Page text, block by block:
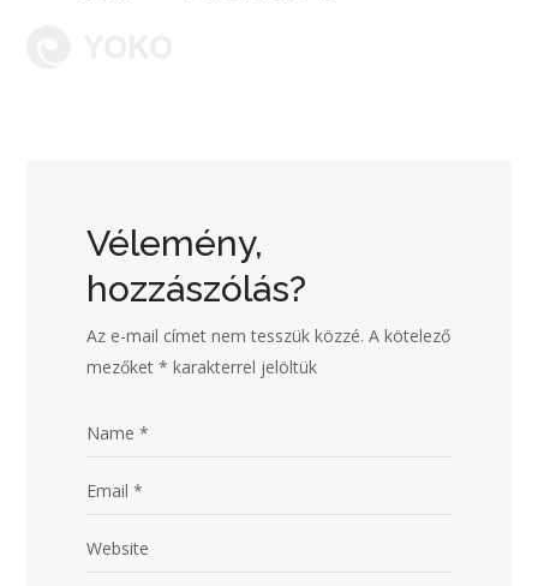
Vélemény,
hozzászólás?
Az e-mail címet nem tesszük közzé. A kötelező
mezőket* karakterrel jelöltük